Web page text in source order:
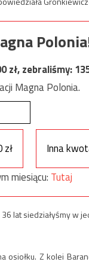
zł, zebraliśmy:
Magna Polonia.
zł
Inna
miesiącu: Tutaj
lat siedziałyśmy w
osiołku. Z kolei